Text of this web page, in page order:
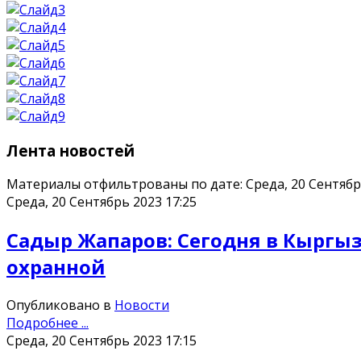
Лента новостей
Материалы отфильтрованы по дате: Среда, 20
Среда, 20 Сентябрь 2023 17:25
Садыр Жапаров: Сегодня в
охранной
Опубликовано в Новости
Подробнее ...
Среда, 20 Сентябрь 2023 17:15